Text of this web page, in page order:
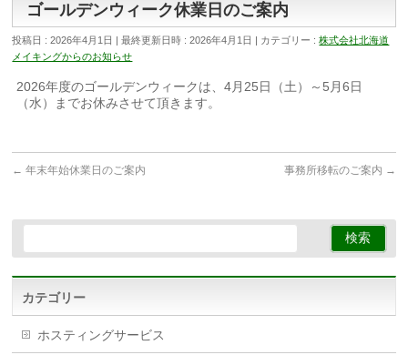
ゴールデンウィーク休業日のご案内
投稿日 : 2026年4月1日 最終更新日時 : 2026年4月1日 カテゴリー :株式会社北海道
メイキングからのお知らせ
2026年度のゴールデンウィークは、4月25日（土）～5月6日
（水）までお休みさせて頂きます。
← 年末年始休業日のご案内 事務所移転のご案内 →
カテゴリー
ホスティングサービス